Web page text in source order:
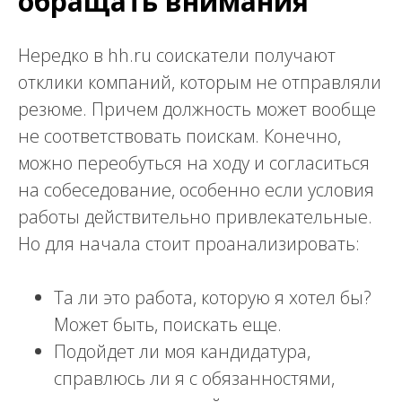
Нередко в hh.ru соискатели получают
отклики компаний, которым не отправляли
резюме. Причем должность может вообще
не соответствовать поискам. Конечно,
можно переобуться на ходу и согласиться
на собеседование, особенно если условия
работы действительно привлекательные.
Но для начала стоит проанализировать:
Та ли это работа, которую я хотел бы?
Может быть, поискать еще.
Подойдет ли моя кандидатура,
справлюсь ли я с обязанностями,